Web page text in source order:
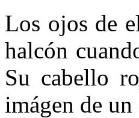
Los ojos de
halcón
Su cabello
imágen de